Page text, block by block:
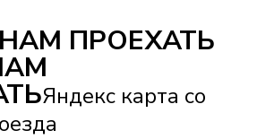
Яндекс карта со